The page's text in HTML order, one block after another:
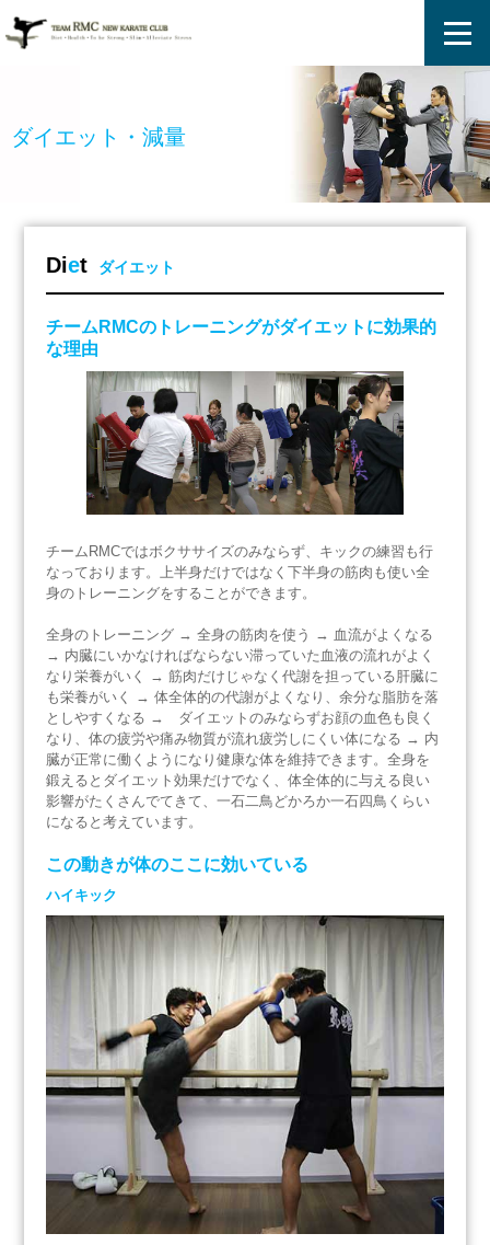
ダイエット・減量
Diet ダイエット
チームRMCのトレーニングがダイエットに効果的
な理由
チームRMCではボクササイズのみならず、キックの練習も行
なっております。上半身だけではなく下半身の筋肉も使い全
身のトレーニングをすることができます。
全身のトレーニング → 全身の筋肉を使う → 血流がよくなる
→ 内臓にいかなければならない滞っていた血液の流れがよく
なり栄養がいく → 筋肉だけじゃなく代謝を担っている肝臓に
も栄養がいく → 体全体的の代謝がよくなり、余分な脂肪を落
としやすくなる → ダイエットのみならずお顔の血色も良く
なり、体の疲労や痛み物質が流れ疲労しにくい体になる → 内
臓が正常に働くようになり健康な体を維持できます。全身を
鍛えるとダイエット効果だけでなく、体全体的に与える良い
影響がたくさんでてきて、一石二鳥どかろか一石四鳥くらい
になると考えています。
この動きが体のここに効いている
ハイキック
指導員
入会案内
修行・活動
Q&A
ブログ
アクセス
お問い合わせ